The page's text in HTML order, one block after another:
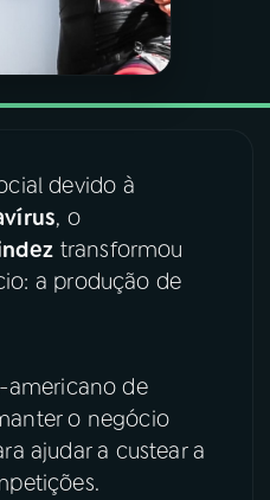
Facebook
devido à
, o
transformou
a produção de
americano de
o negócio
ajudar a custear a